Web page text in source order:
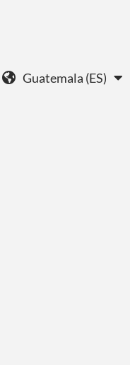
Guatemala (ES)